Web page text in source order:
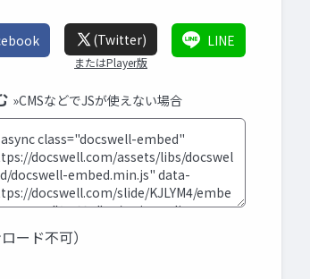
(Twitter)
またはPlayer版
LINE
»CMSなどでJSが使えない場合
ード不可）